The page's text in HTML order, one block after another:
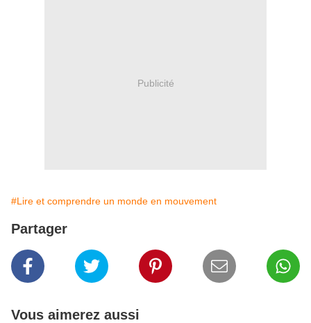
Publicité
#Lire et comprendre un monde en mouvement
Partager
Vous aimerez aussi